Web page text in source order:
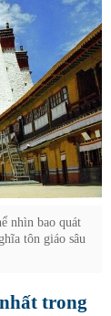
nhìn bao quát
tôn giáo sâu
trong